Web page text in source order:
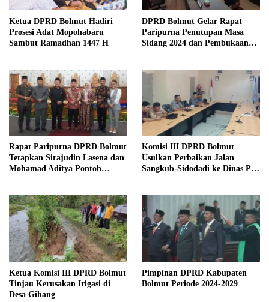
Ketua DPRD Bolmut Hadiri
Prosesi Adat Mopohabaru
Sambut Ramadhan 1447 H
DPRD Bolmut Gelar Rapat
Paripurna Penutupan Masa
Sidang 2024 dan Pembukaan
Rapat Paripurna DPRD Bolmut
Tetapkan Sirajudin Lasena dan
Mohamad Aditya Pontoh
Komisi III DPRD Bolmut
Usulkan Perbaikan Jalan
Sangkub-Sidodadi ke Dinas PU
Ketua Komisi III DPRD Bolmut
Tinjau Kerusakan Irigasi di
Desa Gihang
Pimpinan DPRD Kabupaten
Bolmut Periode 2024-2029